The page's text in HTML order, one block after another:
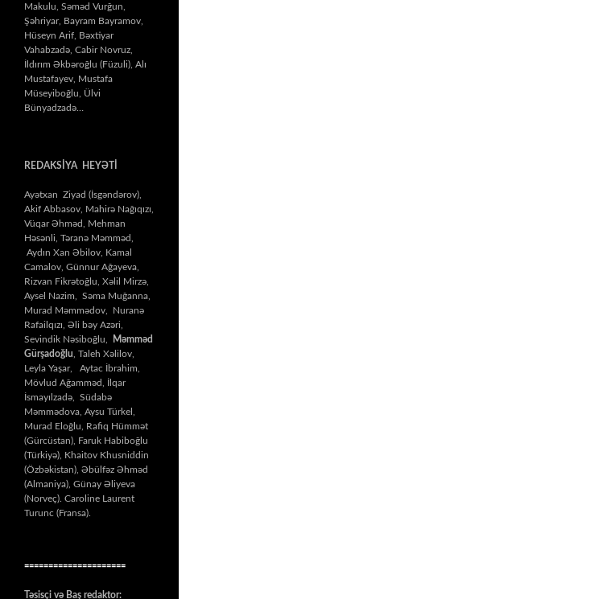
Makulu, Səməd Vurğun,
Şəhriyar, Bayram Bayramov,
Hüseyn Arif, Bəxtiyar
Vahabzadə, Cabir Novruz,
İldırım Əkbəroğlu (Füzuli), Alı
Mustafayev, Mustafa
Müseyiboğlu, Ülvi
Bünyadzadə…
REDAKSİYA HEYƏTİ
Ayətxan Ziyad (İsgəndərov),
Akif Abbasov, Mahirə Nağıqızı,
Vüqar Əhməd, Mehman
Həsənli, Təranə Məmməd,
Aydın Xan Əbilov, Kamal
Camalov, Günnur Ağayeva,
Rizvan Fikrətoğlu, Xəlil Mirzə,
Aysel Nazim, Səma Muğanna,
Murad Məmmədov, Nuranə
Rafailqızı, Əli bəy Azəri,
Sevindik Nəsiboğlu,
Məmməd
Gürşadoğlu , Taleh Xəlilov,
Leyla Yaşar, Aytac İbrahim,
Mövlud Ağamməd, İlqar
İsmayılzadə, Südabə
Məmmədova, Aysu Türkel,
Murad Eloğlu, Rafiq Hümmət
(Gürcüstan), Faruk Habiboğlu
(Türkiyə), Khaitov Khusniddin
(Özbəkistan), Əbülfəz Əhməd
(Almaniya), Günay Əliyeva
(Norveç). Caroline Laurent
Turunc (Fransa).
=====================
Təsisçi və Baş redaktor: